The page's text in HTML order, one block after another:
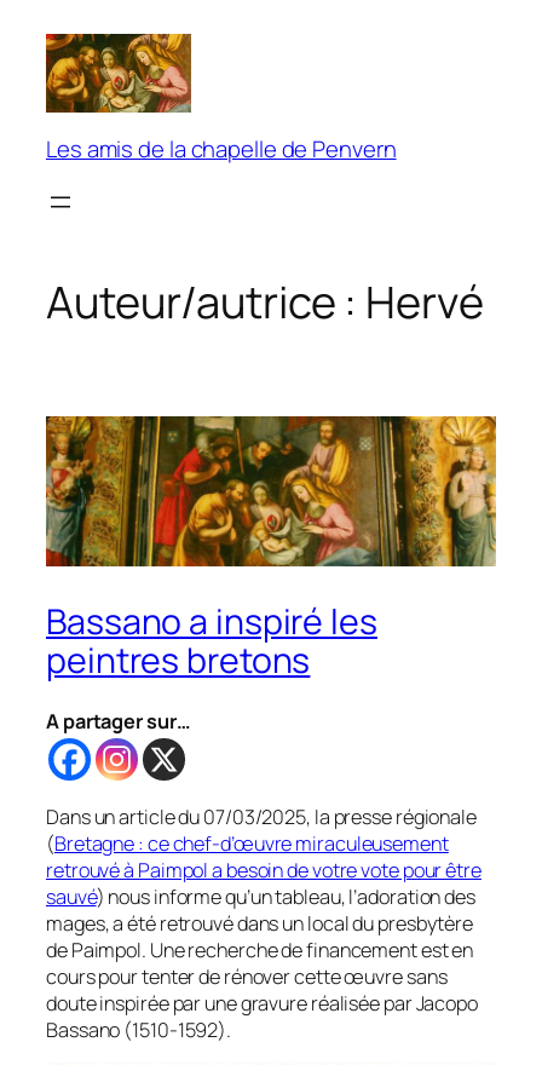
contenu
Les amis de la chapelle de Penvern
Auteur/autrice : Hervé
Bassano a inspiré les
peintres bretons
A partager sur…
Dans un article du 07/03/2025, la presse régionale
(Bretagne : ce chef-d’œuvre miraculeusement
retrouvé à Paimpol a besoin de votre vote pour être
sauvé) nous informe qu’un tableau, l’adoration des
mages, a été retrouvé dans un local du presbytère
de Paimpol. Une recherche de financement est en
cours pour tenter de rénover cette œuvre sans
doute inspirée par une gravure réalisée par Jacopo
Bassano (1510-1592).